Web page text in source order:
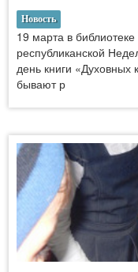
Новость
19 марта в
республиканской
день книги «Духовных
бывают р